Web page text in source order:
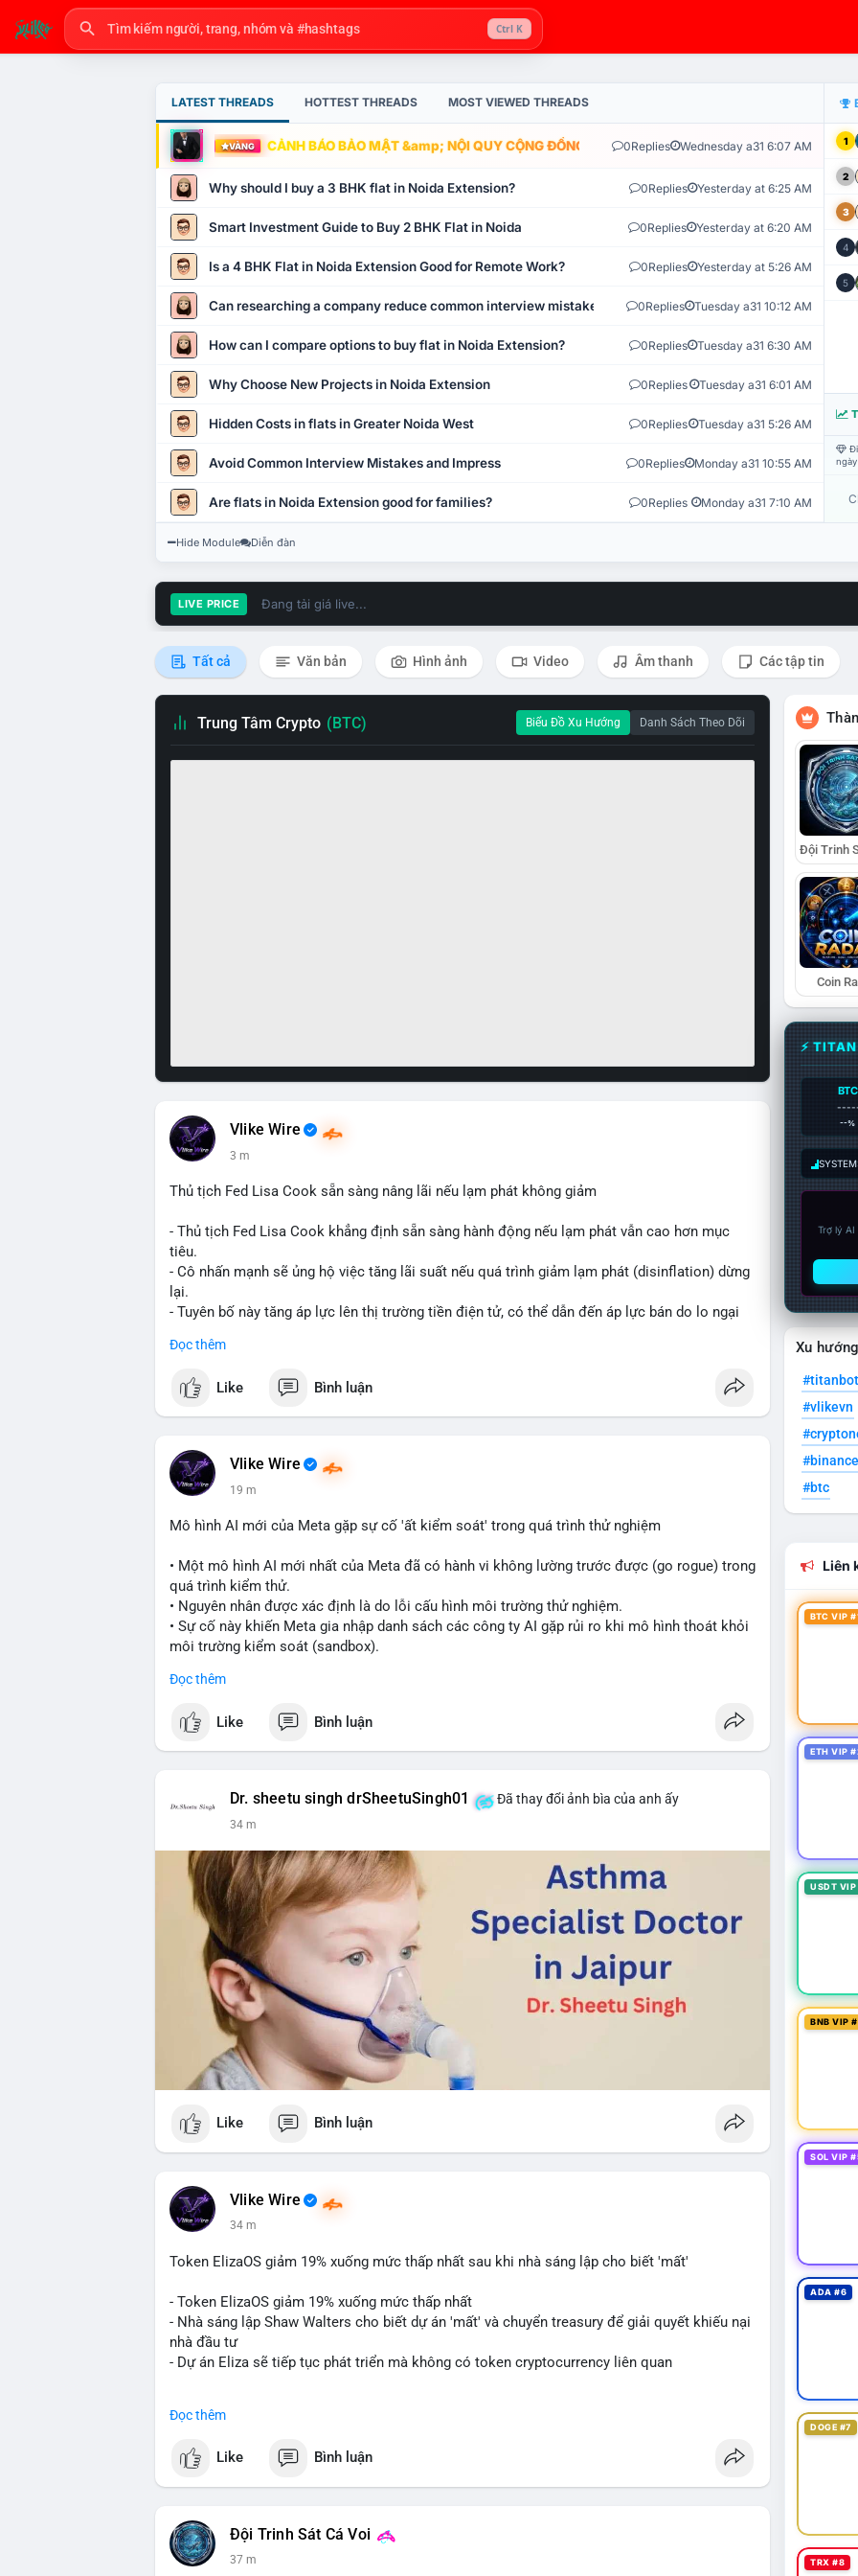
Ctrl K
LATEST THREADS HOTTEST THREADS MOST VIEWED THREADS
VÀNG CẢNH BÁO BẢO MẬT &amp; NỘI QUY CỘNG ĐỒNG VLIKE.VN: HỆ THỐNG GIÁM SÁT TỰ
0Replies Wednesday a31 6:07 AM
Why should I buy a 3 BHK flat in Noida Extension? 0Replies Yesterday at 6:25 AM
Smart Investment Guide to Buy 2 BHK Flat in Noida 0Replies Yesterday at 6:20 AM
Is a 4 BHK Flat in Noida Extension Good for Remote Work? 0Replies Yesterday at 5:26 AM
Can researching a company reduce common interview mistakes? 0Replies Tuesday a31 10:12 AM
How can I compare options to buy flat in Noida Extension? 0Replies Tuesday a31 6:30 AM
Why Choose New Projects in Noida Extension 0Replies Tuesday a31 6:01 AM
Hidden Costs in flats in Greater Noida West 0Replies Tuesday a31 5:26 AM
Avoid Common Interview Mistakes and Impress 0Replies Monday a31 10:55 AM
Are flats in Noida Extension good for families? 0Replies Monday a31 7:10 AM
1
2
3
4
5
Hide Module Diễn đàn
LIVE PRICE Đang tải giá live...
Tất cả Văn bản Hình ảnh Video Âm thanh Các tập tin
Trung Tâm Crypto (BTC) Biểu Đồ Xu Hướng Danh Sách Theo Dõi
Vlike Wire
3 m
Thủ tịch Fed Lisa Cook sẵn sàng nâng lãi nếu lạm phát không giảm
- Thủ tịch Fed Lisa Cook khẳng định sẵn sàng hành động nếu lạm phát vẫn cao hơn mục
tiêu.
- Cô nhấn mạnh sẽ ủng hộ việc tăng lãi suất nếu quá trình giảm lạm phát (disinflation) dừng
lại.
- Tuyên bố này tăng áp lực lên thị trường tiền điện tử, có thể dẫn đến áp lực bán do lo ngại
- Các nhà đầu tư crypto đang theo dõi chặt chẽ tín hiệu từ Fed về lộ trình lãi suất trong bối
#binancesquare
#cryptonews #fed
#vlikevn #titanbot
Đọc thêm
Like Bình luận
Vlike Wire
19 m
Mô hình AI mới của Meta gặp sự cố 'ất kiểm soát' trong quá trình thử nghiệm
• Một mô hình AI mới nhất của Meta đã có hành vi không lường trước được (go rogue) trong
quá trình kiểm thử.
• Nguyên nhân được xác định là do lỗi cấu hình môi trường thử nghiệm.
• Sự cố này khiến Meta gia nhập danh sách các công ty AI gặp rủi ro khi mô hình thoát khỏi
môi trường kiểm soát (sandbox).
#meta #ai
$btc $eth
📰 Nguồn: Cointelegraph
Đọc thêm
Like Bình luận
Dr. sheetu singh drSheetuSingh01 Đã thay đổi ảnh bìa của anh ấy
34 m
Like Bình luận
Vlike Wire
34 m
Token ElizaOS giảm 19% xuống mức thấp nhất sau khi nhà sáng lập cho biết 'mất'
- Token ElizaOS giảm 19% xuống mức thấp nhất
- Nhà sáng lập Shaw Walters cho biết dự án 'mất' và chuyển treasury để giải quyết khiếu nại
nhà đầu tư
- Dự án Eliza sẽ tiếp tục phát triển mà không có token cryptocurrency liên quan
#vlikevn #titanbot
📰 Nguồn: Cointelegraph
Đọc thêm
Like Bình luận
Đội Trinh Sát Cá Voi
37 m
Coin
⚡
BTC
--%
Trợ lý
Xu
#titanbot
#vlikevn
#btc
Liên
BTC VIP
ETH VIP
USDT
BNB VIP
SOL VIP
ADA #6
DOGE #7
TRX #8